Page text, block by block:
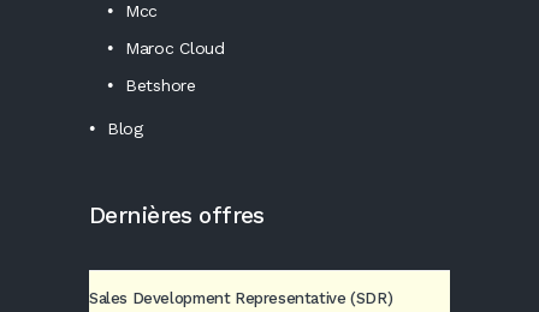
Mcc
Maroc Cloud
Betshore
Blog
Dernières offres
Sales Development Representative (SDR)